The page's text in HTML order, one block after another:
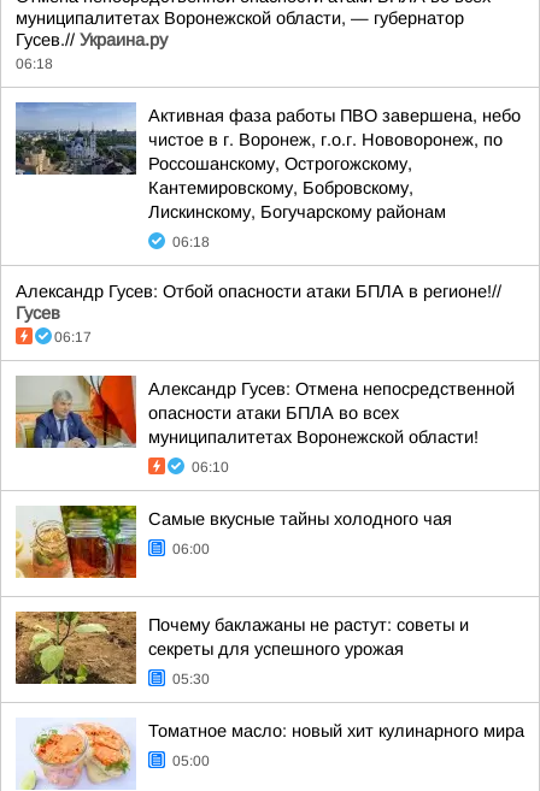
муниципалитетах Воронежской области, — губернатор
Гусев.// Украина.ру
06:18
Активная фаза работы ПВО завершена, небо
чистое в г. Воронеж, г.о.г. Нововоронеж, по
Россошанскому, Острогожскому,
Кантемировскому, Бобровскому,
Лискинскому, Богучарскому районам
06:18
Александр Гусев: Отбой опасности атаки БПЛА в регионе!//
Гусев
06:17
Александр Гусев: Отмена непосредственной
опасности атаки БПЛА во всех
муниципалитетах Воронежской области!
06:10
Самые вкусные тайны холодного чая
06:00
Почему баклажаны не растут: советы и
секреты для успешного урожая
05:30
Томатное масло: новый хит кулинарного мира
05:00